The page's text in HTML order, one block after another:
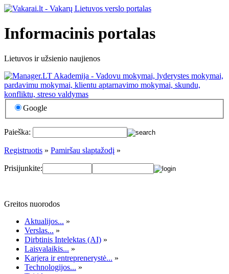
Informacinis portalas
Lietuvos ir užsienio naujienos
Google
Paieška:
Registruotis » Pamiršau slaptažodį »
Prisijunkite:
Greitos nuorodos
Aktualijos... »
Verslas... »
Dirbtinis Intelektas (AI) »
Laisvalaikis... »
Karjera ir entreprenerystė... »
Technologijos... »